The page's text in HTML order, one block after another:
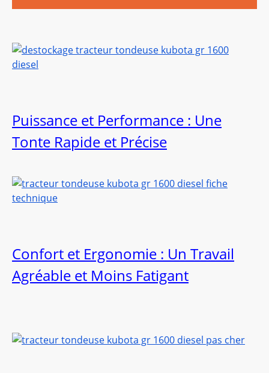
Puissance et Performance : Une
Tonte Rapide et Précise
Confort et Ergonomie : Un Travail
Agréable et Moins Fatigant